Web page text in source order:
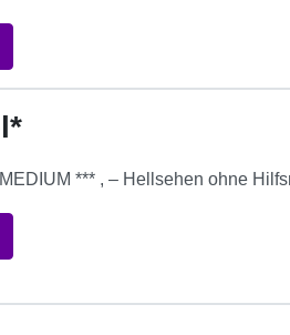
*** , – Hellsehen ohne